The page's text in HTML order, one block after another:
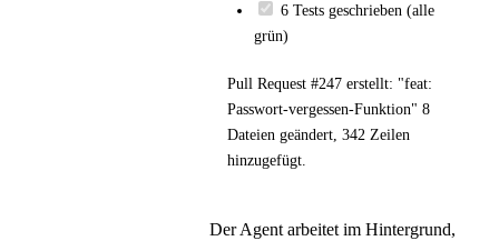
6 Tests geschrieben (alle
grün)
Pull Request #247 erstellt: "feat:
Passwort-vergessen-Funktion" 8
Dateien geändert, 342 Zeilen
hinzugefügt.
Der Agent arbeitet im Hintergrund,